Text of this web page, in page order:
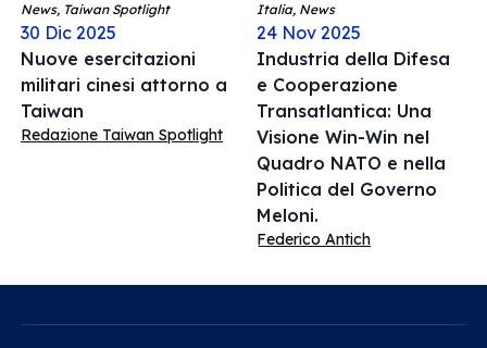
News, Taiwan Spotlight
30 Dic 2025
Nuove esercitazioni
militari cinesi attorno a
Taiwan
Redazione Taiwan Spotlight
Italia, News
24 Nov 2025
Industria della Difesa
e Cooperazione
Transatlantica: Una
Visione Win-Win nel
Quadro NATO e nella
Politica del Governo
Meloni.
Federico Antich